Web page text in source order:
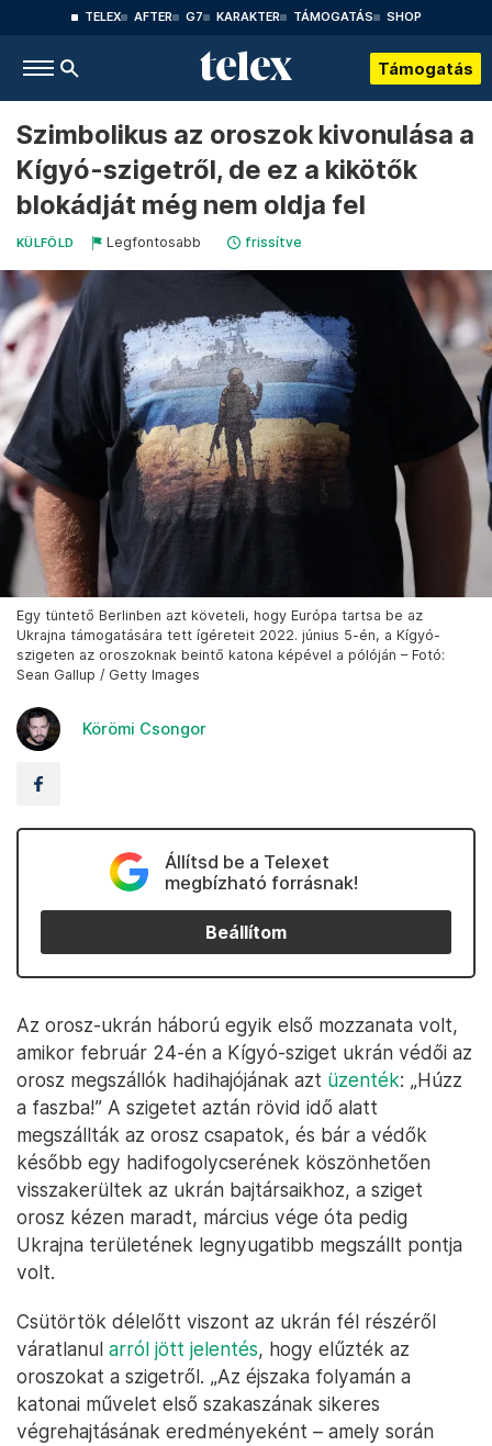
TELEX AFTER G7 KARAKTER TÁMOGATÁS SHOP
Támogatás
Szimbolikus az oroszok kivonulása a
Kígyó-szigetről, de ez a kikötők
blokádját még nem oldja fel
KÜLFÖLD Legfontosabb frissítve
Egy tüntető Berlinben azt követeli, hogy Európa tartsa be az
Ukrajna támogatására tett ígéreteit 2022. június 5-én, a Kígyó-
szigeten az oroszoknak beintő katona képével a pólóján – Fotó:
Sean Gallup / Getty Images
Körömi Csongor
Állítsd be a Telexet
megbízható forrásnak!
Beállítom
Az orosz-ukrán háború egyik első mozzanata volt,
amikor február 24-én a Kígyó-sziget ukrán védői az
orosz megszállók hadihajójának azt üzenték: „Húzz
a faszba!” A szigetet aztán rövid idő alatt
megszállták az orosz csapatok, és bár a védők
később egy hadifogolycserének köszönhetően
visszakerültek az ukrán bajtársaikhoz, a sziget
orosz kézen maradt, március vége óta pedig
Ukrajna területének legnyugatibb megszállt pontja
volt.
Csütörtök délelőtt viszont az ukrán fél részéről
váratlanul arról jött jelentés, hogy elűzték az
oroszokat a szigetről. „Az éjszaka folyamán a
katonai művelet első szakaszának sikeres
végrehajtásának eredményeként – amely során